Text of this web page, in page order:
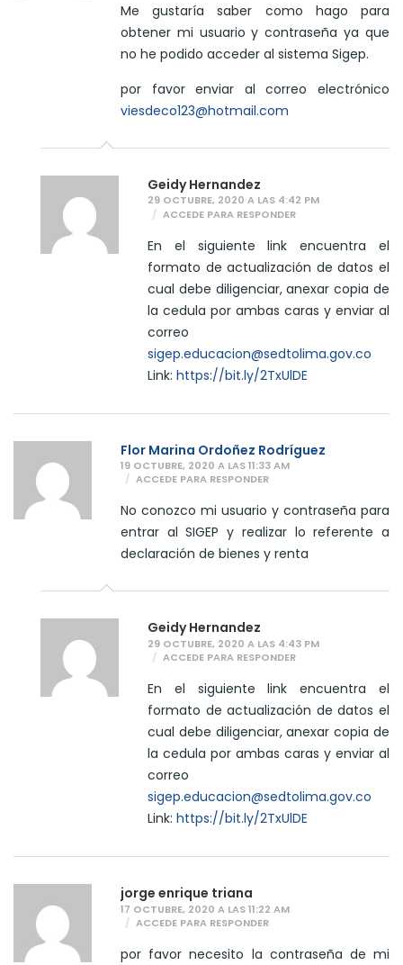
Me gustaría saber como hago para
obtener mi usuario y contraseña ya que
no he podido acceder al sistema Sigep.
por favor enviar al correo electrónico
viesdeco123@hotmail.com
Geidy Hernandez
29 OCTUBRE, 2020 A LAS 4:42 PM
ACCEDE PARA RESPONDER
En el siguiente link encuentra el
formato de actualización de datos el
cual debe diligenciar, anexar copia de
la cedula por ambas caras y enviar al
correo
sigep.educacion@sedtolima.gov.co
Link: https://bit.ly/2TxUlDE
Flor Marina Ordoñez Rodríguez
19 OCTUBRE, 2020 A LAS 11:33 AM
ACCEDE PARA RESPONDER
No conozco mi usuario y contraseña para
entrar al SIGEP y realizar lo referente a
declaración de bienes y renta
Geidy Hernandez
29 OCTUBRE, 2020 A LAS 4:43 PM
ACCEDE PARA RESPONDER
En el siguiente link encuentra el
formato de actualización de datos el
cual debe diligenciar, anexar copia de
la cedula por ambas caras y enviar al
correo
sigep.educacion@sedtolima.gov.co
Link: https://bit.ly/2TxUlDE
jorge enrique triana
17 OCTUBRE, 2020 A LAS 11:22 AM
ACCEDE PARA RESPONDER
por favor necesito la contraseña de mi